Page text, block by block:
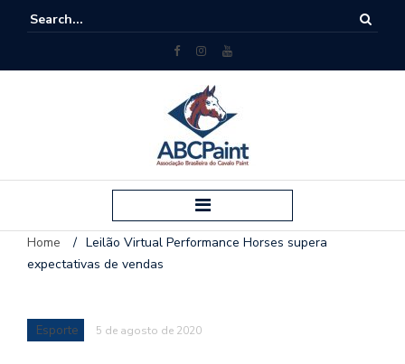
Home / Leilão Virtual Performance Horses supera
expectativas de vendas
Esporte 5 de agosto de 2020